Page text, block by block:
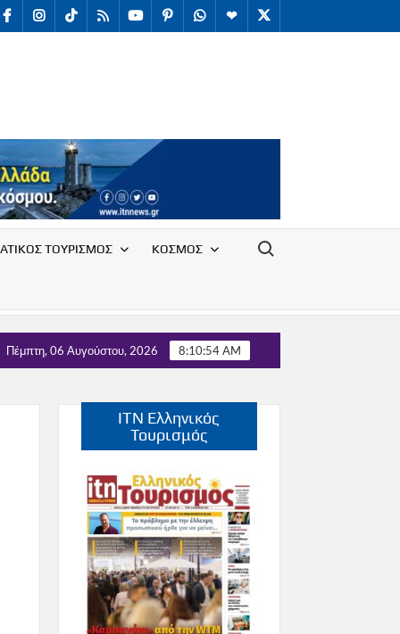
facebookInstagram
TikTokRSS youtubePinterestWhatsApp
Telegram
X
ΤΟΥΡΙΣΜΟΣ ΚΟΣΜΟΣ
Search for:
φιλοξενία πυρόπληκτων στο νότιο Ρέθυμνο
Πέμπτη, 06 Αυγούστου, 2026 8:10:55 AM
ITN Ελληνικός
Τουρισμός